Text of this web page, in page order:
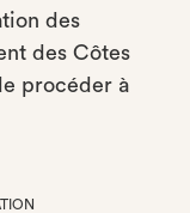
des
des Côtes
procéder à